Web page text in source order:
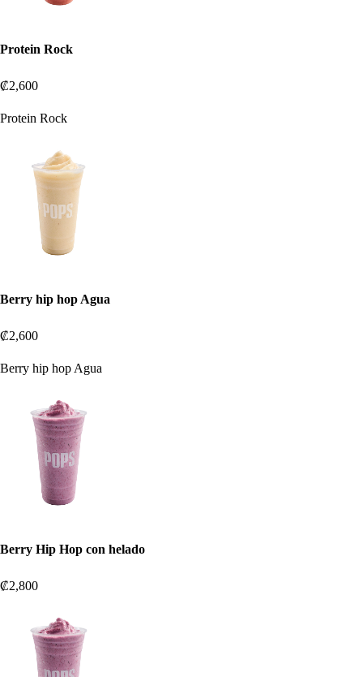
Protein Rock
₡2,600
Protein Rock
Berry hip hop Agua
₡2,600
Berry hip hop Agua
Berry Hip Hop con helado
₡2,800